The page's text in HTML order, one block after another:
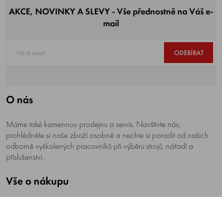
AKCE, NOVINKY A SLEVY - Vše přednostně na Váš e-
mail
ODEBÍRAT
O nás
Máme také kamennou prodejnu a servis. Navštivte nás,
prohlédněte si naše zboží osobně a nechte si poradit od našich
odborně vyškolených pracovníků při výběru strojů, nářadí a
příslušenství.
Vše o nákupu